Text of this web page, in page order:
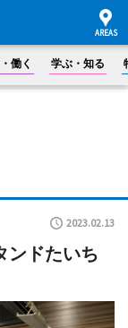
働く 学ぶ・知る
2023.02.13
ンドたいち